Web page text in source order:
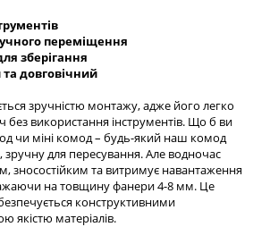
переміщення
зберігання
довговічний
зручністю монтажу, адже його легко
без використання інструментів. Що б ви
чи міні комод – будь-який наш комод
для пересування. Але водночас
зносостійким та витримує навантаження
на товщину фанери 4-8 мм. Це
конструктивними
якістю матеріалів.